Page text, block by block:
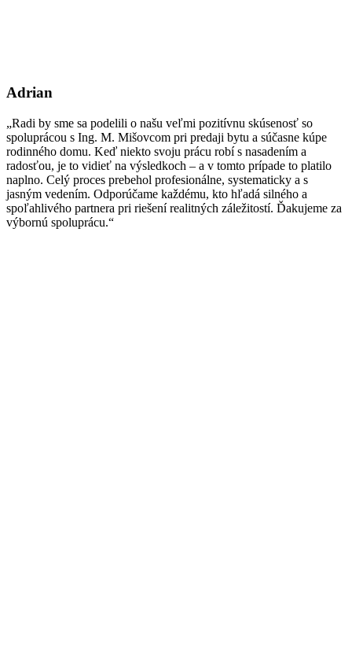
Adrian
„Radi by sme sa podelili o našu veľmi pozitívnu skúsenosť so
spoluprácou s Ing. M. Mišovcom pri predaji bytu a súčasne kúpe
rodinného domu. Keď niekto svoju prácu robí s nasadením a
radosťou, je to vidieť na výsledkoch – a v tomto prípade to platilo
naplno. Celý proces prebehol profesionálne, systematicky a s
jasným vedením. Odporúčame každému, kto hľadá silného a
spoľahlivého partnera pri riešení realitných záležitostí. Ďakujeme za
výbornú spoluprácu.“